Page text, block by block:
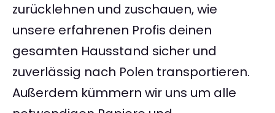
zurücklehnen und zuschauen, wie
unsere erfahrenen Profis deinen
gesamten Hausstand sicher und
zuverlässig nach Polen transportieren.
Außerdem kümmern wir uns um alle